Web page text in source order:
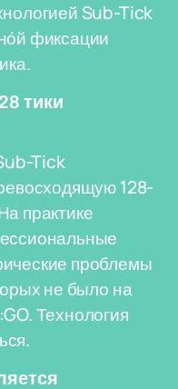
Sub-Tick
фиксации
тики
Tick
128-
практике
проблемы
не было на
Технология